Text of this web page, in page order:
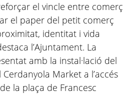
el vincle entre comerç
el paper del petit comerç
identitat i vida
l’Ajuntament. La
amb la instal·lació del
Market a l’accés
la plaça de Francesc